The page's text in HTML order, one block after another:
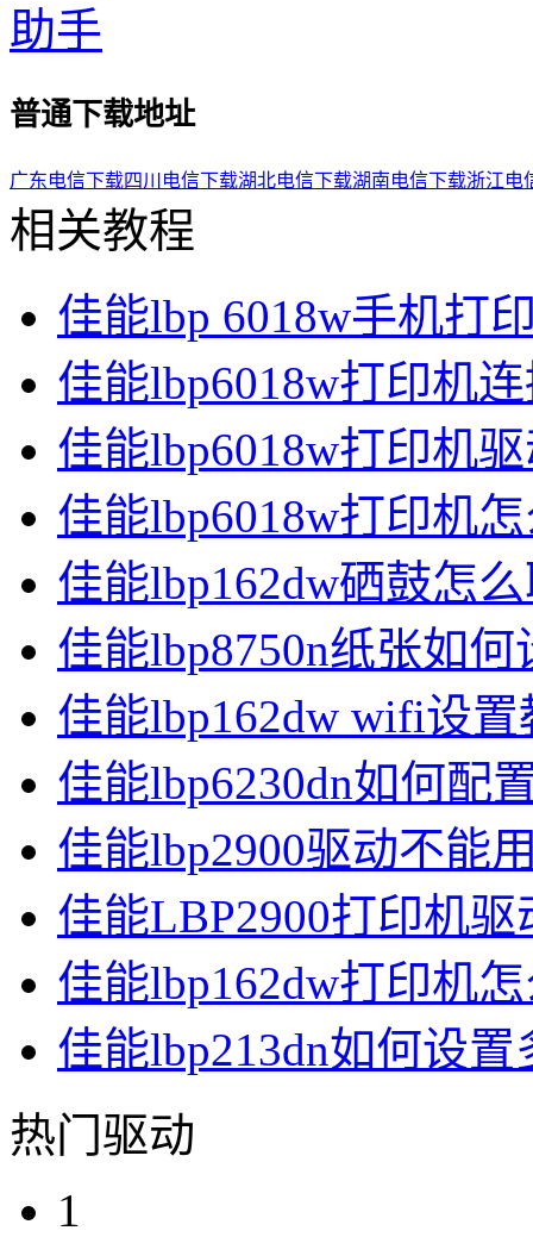
普通下载地址
广东电信下载四川电信下载湖北电信下载湖南电信下载浙江电
相关教程
佳能lbp 6018w手机打
佳能lbp6018w打印机
佳能lbp6018w打印机
佳能lbp6018w打印机
佳能lbp162dw硒鼓怎
佳能lbp8750n纸张如何
佳能lbp162dw wifi设置
佳能lbp6230dn如何配
佳能lbp2900驱动不能
佳能LBP2900打印机
佳能lbp162dw打印机
佳能lbp213dn如何设
热门驱动
1